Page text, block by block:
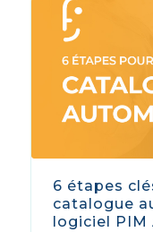
6 étapes
catalogue
logiciel PIM